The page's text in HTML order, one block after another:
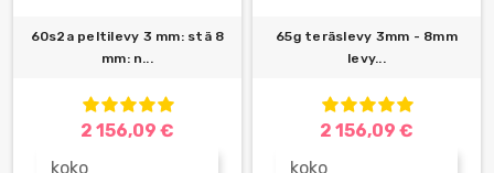
60s2a peltilevy 3 mm: stä 8
mm: n...
2 156,09 €
koko
65g teräslevy 3mm - 8mm
levy...
2 156,09 €
koko